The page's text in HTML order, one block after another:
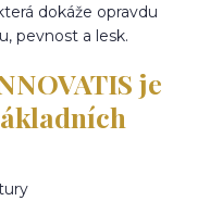
dokáže opravdu
pevnost a lesk.
je